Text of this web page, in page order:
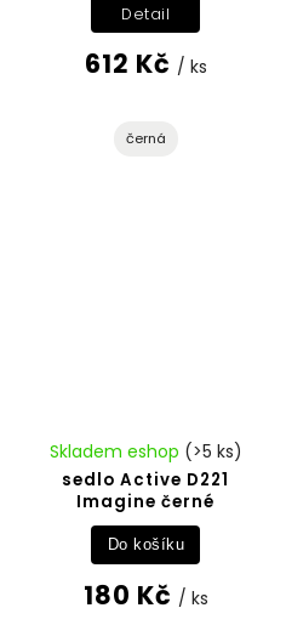
612 Kč / ks
Detail
černá
sedlo Active D221
Imagine černé
Skladem eshop (>5 ks)
180 Kč / ks
Do košíku